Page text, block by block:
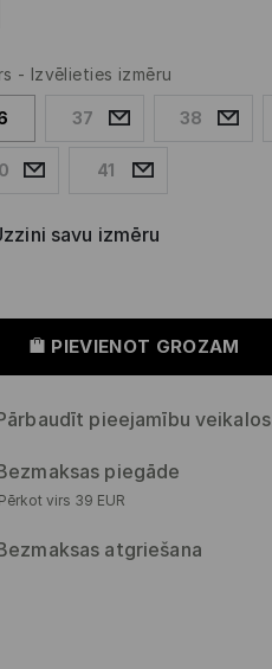
- Izvēlieties izmēru
37 38
41
savu izmēru
PIEVIENOT GROZAM
pieejamību veikalos
piegāde
Pērkot virs 39 EUR
atgriešana